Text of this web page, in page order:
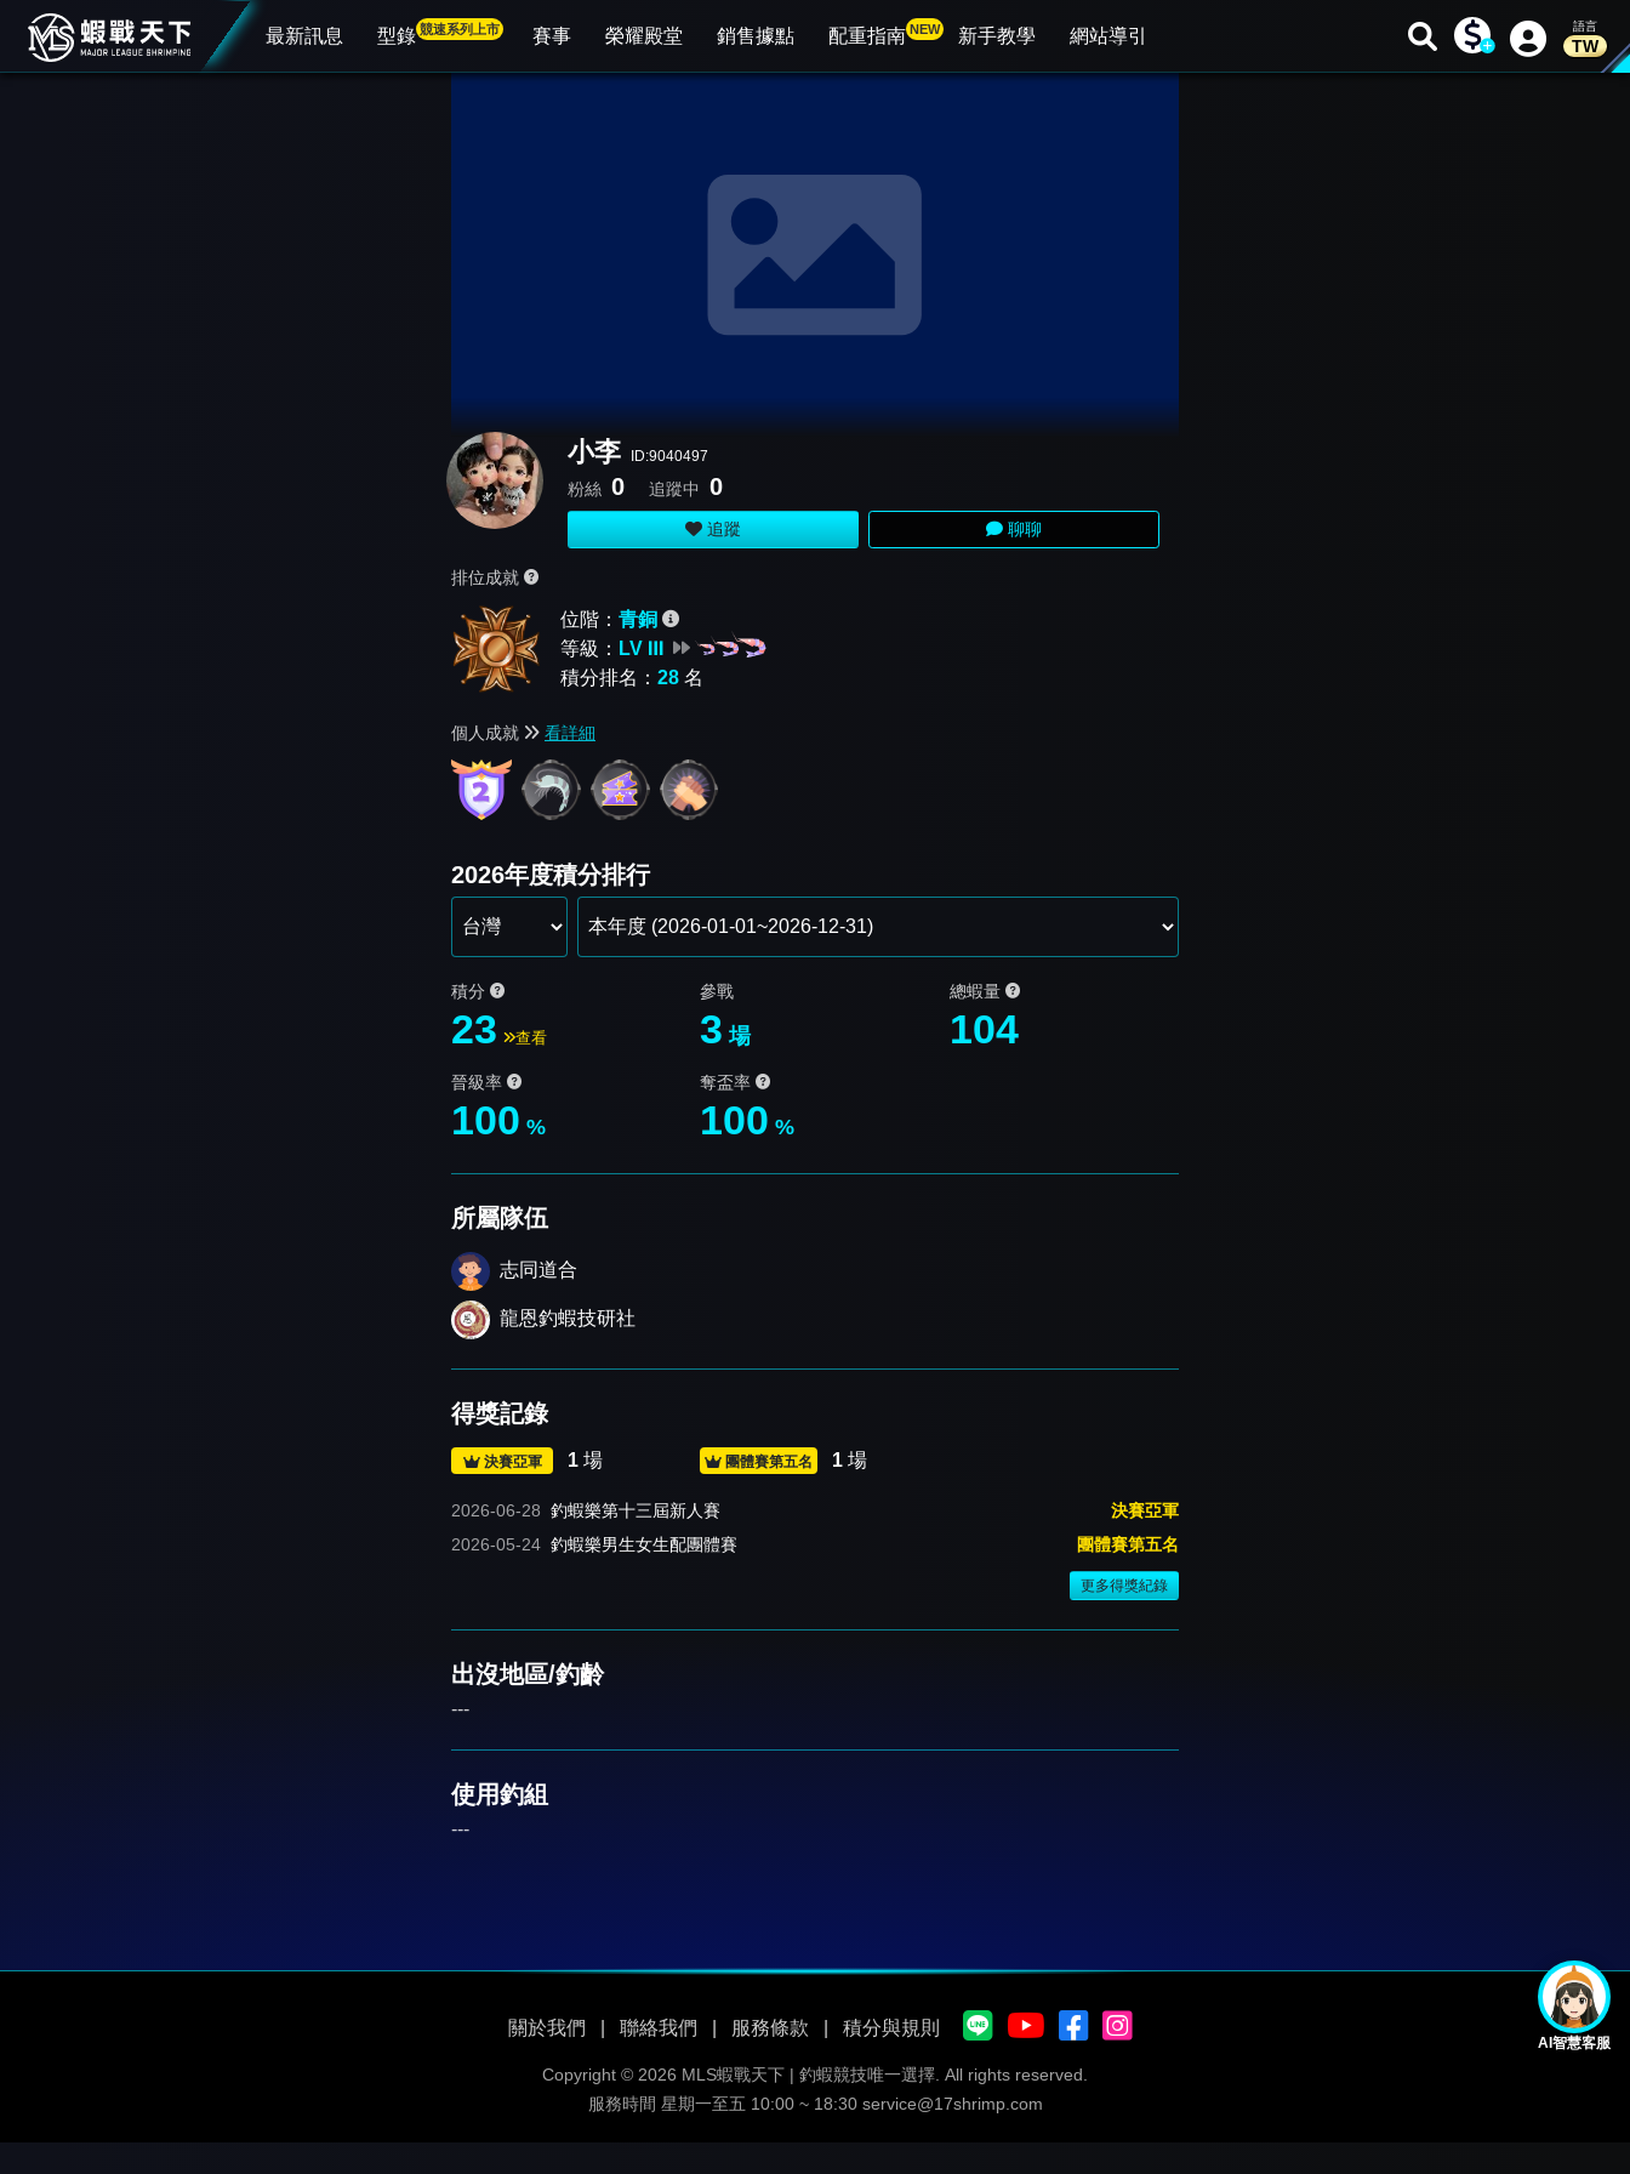
最新訊息 型錄競速系列上市 賽事 榮耀殿堂 銷售據點 配重指南NEW 新手教學 網站導引 TW
小李 ID:9040497
粉絲 0 追蹤中 0
追蹤 聊聊
排位成就
位階： 青銅
等級： LV Ⅲ
積分排名： 28 名
個人成就 看詳細
2026年度積分排行
積分
23 查看
參戰
3場
總蝦量
104
晉級率
100%
奪盃率
100 %
所屬隊伍
志同道合
龍恩釣蝦技研社
得獎記錄
決賽亞軍 1 場 團體賽第五名 1 場
2026-06-28 釣蝦樂第十三屆新人賽
決賽亞軍
2026-05-24 釣蝦樂男生女生配團體賽 團體賽第五名
更多得獎紀錄
出沒地區/釣齡
---
使用釣組
---
AI智慧客服
關於我們 聯絡我們 服務條款 積分與規則
Copyright © 2026 MLS蝦戰天下 | 釣蝦競技唯一選擇. All rights reserved.
服務時間 星期一至五 10:00 ~ 18:30 service@17shrimp.com